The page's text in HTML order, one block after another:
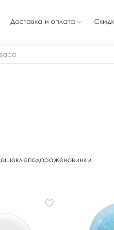
Доставка и оплата
подороженовинки